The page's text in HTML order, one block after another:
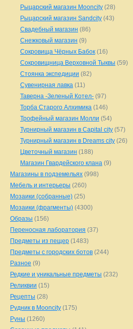
Рыцарский магазин Mooncity (28)
Рыцарский магазин Sandcity (43)
Свадебный магазин (86)
Снежковый магазин (9)
Сокровища Чёрных Бабок (16)
Сокровищница Верховной Тыквы (59)
Стоянка экспедиции (82)
Сувенирная лавка (11)
Таверна -Зеленый Котел- (97)
Торба Старого Алхимика (146)
Трофейный магазин Молли (54)
Турнирный магазин в Capital city (57)
Турнирный магазин в Dreams city (26)
Цветочный магазин (188)
Магазин Гвардейского клана (9)
Магазины в подземельях (998)
Мебель и интерьеры (260)
Мозаики (собранные) (25)
Мозаики (фрагменты) (4300)
Образы (156)
Переносная лаборатория (37)
Предметы из пещер (1483)
Предметы с городских ботов (244)
Разное (9)
Редкие и уникальные предметы (232)
Реликвии (15)
Рецепты (28)
Рудник в Mooncity (175)
Руны (1260)